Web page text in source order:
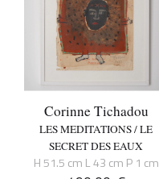
Corinne Tichadou
LES MEDITATIONS / LE
SECRET DES EAUX
H 51.5 cm L 43 cm P 1 cm